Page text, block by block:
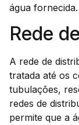
água fornecida.
Rede
A rede de
tratada até os
tubulações,
redes de
permite que a